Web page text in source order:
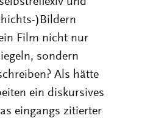
)Bildern
Film nicht nur
sondern
Als hätte
ein diskursives
eingangs zitierter